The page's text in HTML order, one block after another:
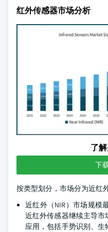
红外传感器市场分析
了
下
按类型划分，市场分为近红
近红外（NIR）市场规模
近红外传感器继续主导市
应用，包括手势识别、